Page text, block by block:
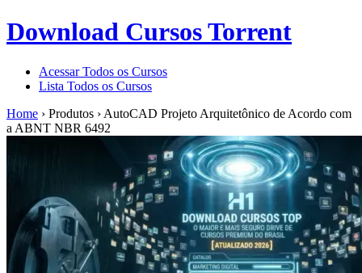
Download Cursos Torrent
Acessar Todos os Cursos
Lista Todos os Cursos
Home › Produtos › AutoCAD Projeto Arquitetônico de Acordo com
a ABNT NBR 6492